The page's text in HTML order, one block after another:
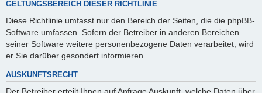
GELTUNGSBEREICH DIESER RICHTLINIE
Diese Richtlinie umfasst nur den Bereich der Seiten, die die phpBB-
Software umfassen. Sofern der Betreiber in anderen Bereichen
seiner Software weitere personenbezogene Daten verarbeitet, wird
er Sie darüber gesondert informieren.
AUSKUNFTSRECHT